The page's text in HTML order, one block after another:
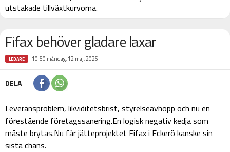
utstakade tillväxtkurvorna.
Fifax behöver gladare laxar
LEDARE 10:50 måndag, 12 maj, 2025
DELA
Leveransproblem, likviditetsbrist, styrelseavhopp och nu en
förestående företagssanering.En logisk negativ kedja som
måste brytas.Nu får jätteprojektet Fifax i Eckerö kanske sin
sista chans.